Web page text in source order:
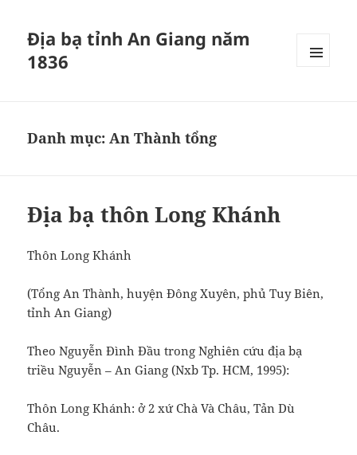
Địa bạ tỉnh An Giang năm
1836
Danh mục:An Thành tổng
Địa bạ thôn Long Khánh
Thôn Long Khánh
(Tổng An Thành, huyện Đông Xuyên, phủ Tuy Biên,
tỉnh An Giang)
Theo Nguyễn Đình Đầu trong Nghiên cứu địa bạ
triều Nguyễn – An Giang (Nxb Tp. HCM, 1995):
Thôn Long Khánh: ở 2 xứ Chà Và Châu, Tản Dù
Châu.